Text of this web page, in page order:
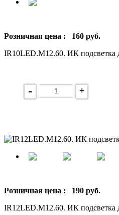
Розничная цена : 160 руб.
IR10LED.M12.60. ИК подсветка
- +
Розничная цена : 190 руб.
IR12LED.M12.60. ИК подсветка